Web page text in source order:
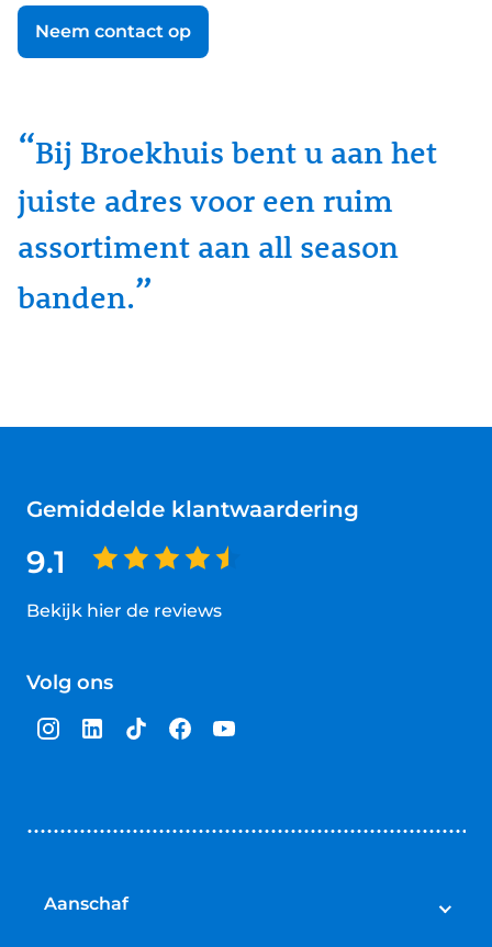
Neem contact op
Bij Broekhuis bent u aan het
juiste adres voor een ruim
assortiment aan all season
banden.
Gemiddelde klantwaardering
9.1
Bekijk hier de reviews
van
sterren
Volg ons
Aanschaf